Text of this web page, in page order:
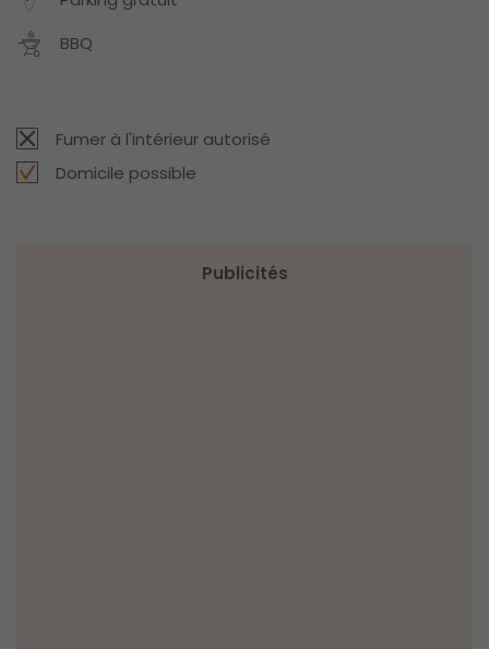
BBQ
Fumer à l'intérieur autorisé
Domicile possible
Publicités